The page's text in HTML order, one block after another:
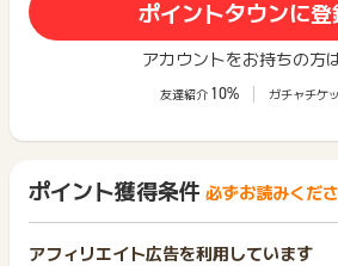
ポイントタウンに登
アカウントをお持ちの方
友達紹介 10% ガチャチケ
ポイント獲得条件 必ずお読みくだ
アフィリエイト広告を利用しています